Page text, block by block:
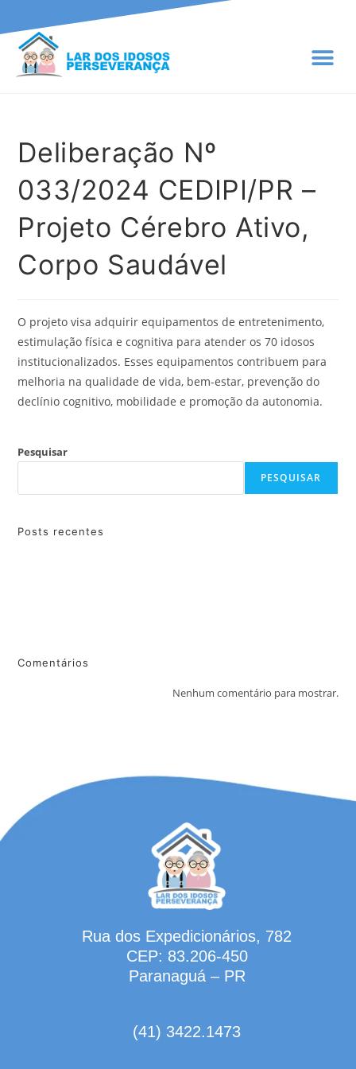
Deliberação Nº
033/2024 CEDIPI/PR –
Projeto Cérebro Ativo,
Corpo Saudável
O projeto visa adquirir equipamentos de entretenimento,
estimulação física e cognitiva para atender os 70 idosos
institucionalizados. Esses equipamentos contribuem para
melhoria na qualidade de vida, bem-estar, prevenção do
declínio cognitivo, mobilidade e promoção da autonomia.
Pesquisar
PESQUISAR
Posts recentes
Comentários
Nenhum comentário para mostrar.
Rua dos Expedicionários, 782
CEP: 83.206-450
Paranaguá – PR
(41) 3422.1473